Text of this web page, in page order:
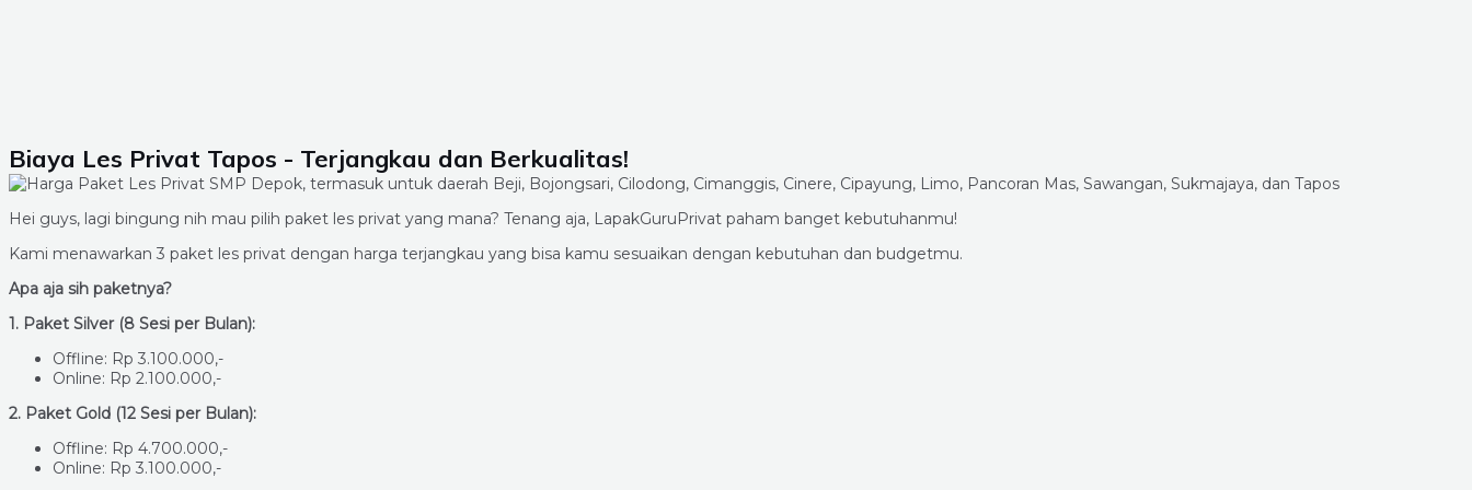
Biaya Les Privat Tapos - Terjangkau dan Berkualitas!
Hei guys, lagi bingung nih mau pilih paket les privat yang mana? Tenang aja, LapakGuruPrivat paham banget kebutuhanmu!
Kami menawarkan 3 paket les privat dengan harga terjangkau yang bisa kamu sesuaikan dengan kebutuhan dan budgetmu.
Apa aja sih paketnya?
1. Paket Silver (8 Sesi per Bulan):
Offline: Rp 3.100.000,-
Online: Rp 2.100.000,-
2. Paket Gold (12 Sesi per Bulan):
Offline: Rp 4.700.000,-
Online: Rp 3.100.000,-